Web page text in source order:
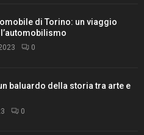
di Torino: un viaggio
0
baluardo della storia tra arte e
0